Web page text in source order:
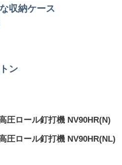
収納ケース
ン
圧ロール釘打機 NV90HR(N)
圧ロール釘打機 NV90HR(NL)